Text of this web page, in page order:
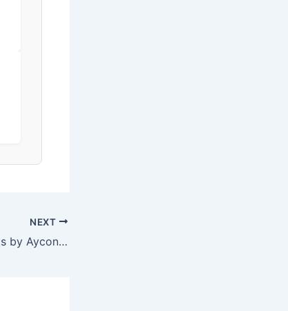
NEXT
Millennium Apartments by Aycon – Kraj ljeta u Budvi, Budva, Crna Gora – 377 EUR – 5x noćenje u dvokrevetnoj Superior sobi za 2 osobe, Besplatan Wi-Fi – Akcija